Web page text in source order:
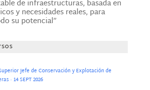
de infraestructuras, basada en
y necesidades reales, para
su potencial”
Jefe de Conservación y Explotación de
· 14 SEPT 2026